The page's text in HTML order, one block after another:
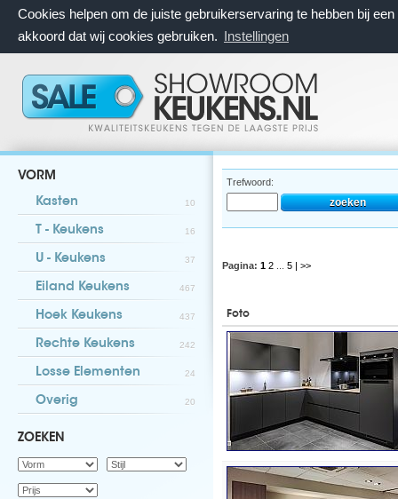
Cookies helpen om de juiste gebruikerservaring te hebben bij
akkoord dat wij cookies gebruiken. Instellingen
VORM
Kasten 10
T - Keukens 16
U - Keukens 37
Eiland Keukens 467
Hoek Keukens 437
Rechte Keukens 242
Losse Elementen 24
Overig 20
ZOEKEN
Trefwoord:
Pagina: 1 2 5 | >>
Foto